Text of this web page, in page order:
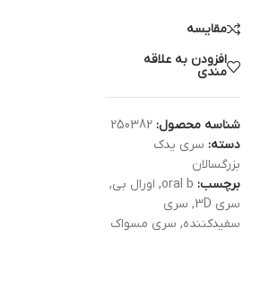
مقایسه
افزودن به علاقه
مندی
شناسه محصول: 250382
دسته: سری یدک
بزرگسالان
برچسب: oral b
, اورال بی,
سری 3D
, سری
سفیدکننده, سری مسواک